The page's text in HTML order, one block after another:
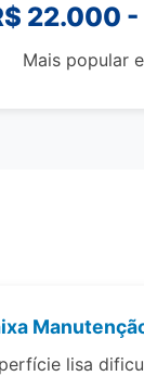
22.000
Mais popular
lisa